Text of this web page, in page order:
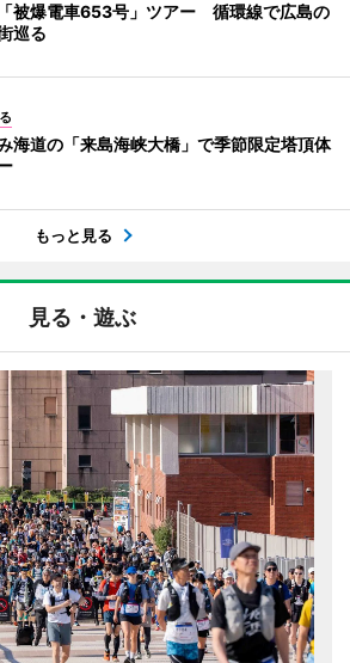
被爆電車653号」ツアー 循環線で広島の
巡る
海道の「来島海峡大橋」で季節限定塔頂体
もっと見る
見る・遊ぶ